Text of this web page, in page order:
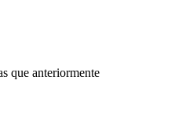
que anteriormente